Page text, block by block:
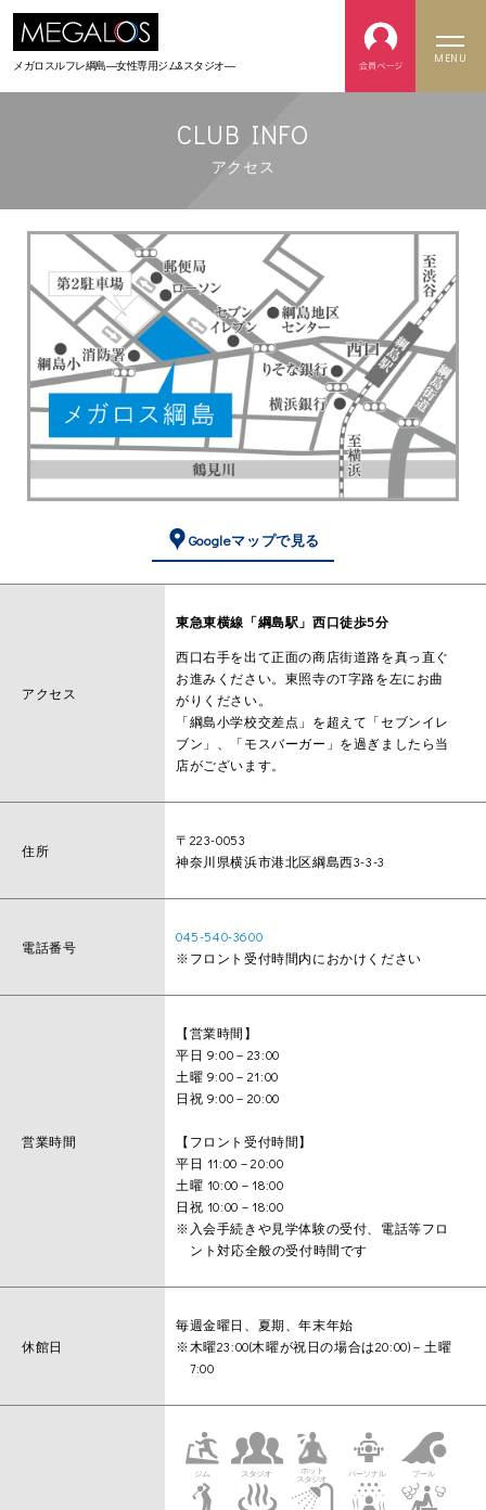
メガロスルフレ綱島―女性専用ジム&スタジオ―
MENU
CLUB INFO
アクセス
Googleマップで見る
アクセス
東急東横線「綱島駅」西口徒歩5分
西口右手を出て正面の商店街道路を真っ直ぐ
お進みください。東照寺のT字路を左にお曲
がりください。
「綱島小学校交差点」を超えて「セブンイレ
ブン」、「モスバーガー」を過ぎましたら当
店がございます。
住所
〒223-0053
神奈川県横浜市港北区綱島西3-3-3
電話番号
045-540-3600
※フロント受付時間内におかけください
営業時間
【営業時間】
平日 9:00－23:00
土曜 9:00－21:00
日祝 9:00－20:00
【フロント受付時間】
平日 11:00－20:00
土曜 10:00－18:00
日祝 10:00－18:00
※入会手続きや見学体験の受付、電話等フロ
ント対応全般の受付時間です
休館日
毎週金曜日、夏期、年末年始
※木曜23:00(木曜が祝日の場合は20:00)－土曜
7:00